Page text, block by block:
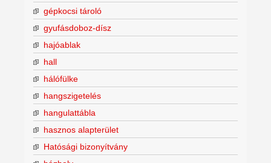
gépkocsi tároló
gyufásdoboz-dísz
hajóablak
hall
hálófülke
hangszigetelés
hangulattábla
hasznos alapterület
Hatósági bizonyítvány